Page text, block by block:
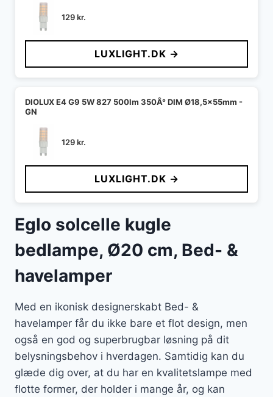
129kr.
LUXLIGHT.DK →
DIOLUX E4 G9 5W 827 500lm 350Â° DIM Ø18,5x55mm -
GN
129kr.
LUXLIGHT.DK →
Eglo solcelle kugle
bedlampe, Ø20 cm, Bed- &
havelamper
Med en ikonisk designerskabt Bed- &
havelamper får du ikke bare et flot design, men
også en god og superbrugbar løsning på dit
belysningsbehov i hverdagen. Samtidig kan du
glæde dig over, at du har en kvalitetslampe med
flotte former, der holder i mange år, og kan